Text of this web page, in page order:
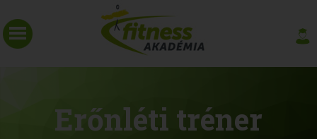
Erőnléti tréner